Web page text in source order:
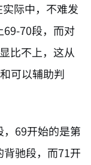
际中，不难发
70段，而对
比不上，这从
可以辅助判
69开始的是第
驰段，而71开